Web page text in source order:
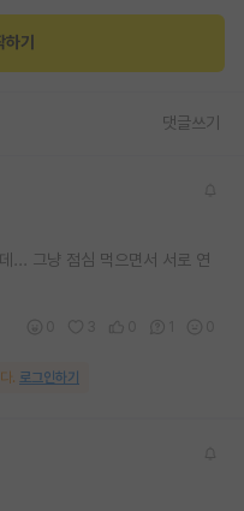
기
댓글쓰기
... 그냥 점심 먹으면서 서로 연
. 로그인하기